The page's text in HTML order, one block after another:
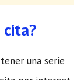
cita?
una serie